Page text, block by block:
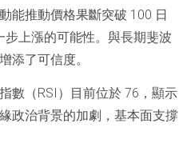
能推動價格果斷突破 100 日
步上漲的可能性。與長期斐波
添了可信度。
數（RSI）目前位於 76，顯示
政治背景的加劇，基本面支撐